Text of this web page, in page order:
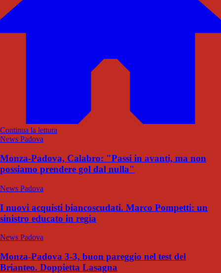
Continua la lettura
News Padova
Monza-Padova, Calabro: "Passi in avanti, ma non
possiamo prendere gol dal nulla"
News Padova
I nuovi acquisti biancoscudati. Marco Pompetti: un
sinistro educato in regia
News Padova
Monza-Padova 3-3, buon pareggio nel test del
Brianteo. Doppietta Lasagna